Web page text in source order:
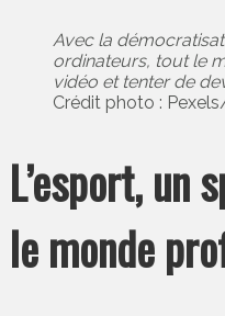
Avec la
ordinateurs, tout le
vidéo et tenter de
Crédit photo :
L’esport, un
le monde